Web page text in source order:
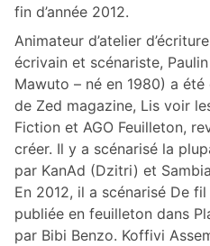
fin d’année 2012.
Animateur d’atelier
écrivain et scénariste,
Mawuto – né en 1980) a
de Zed magazine, Lis voir
Fiction et AGO Feuilleton,
créer. Il y a scénarisé la
par KanAd (Dzitri) et
En 2012, il a scénarisé De
publiée en feuilleton dans
par Bibi Benzo. Koffivi